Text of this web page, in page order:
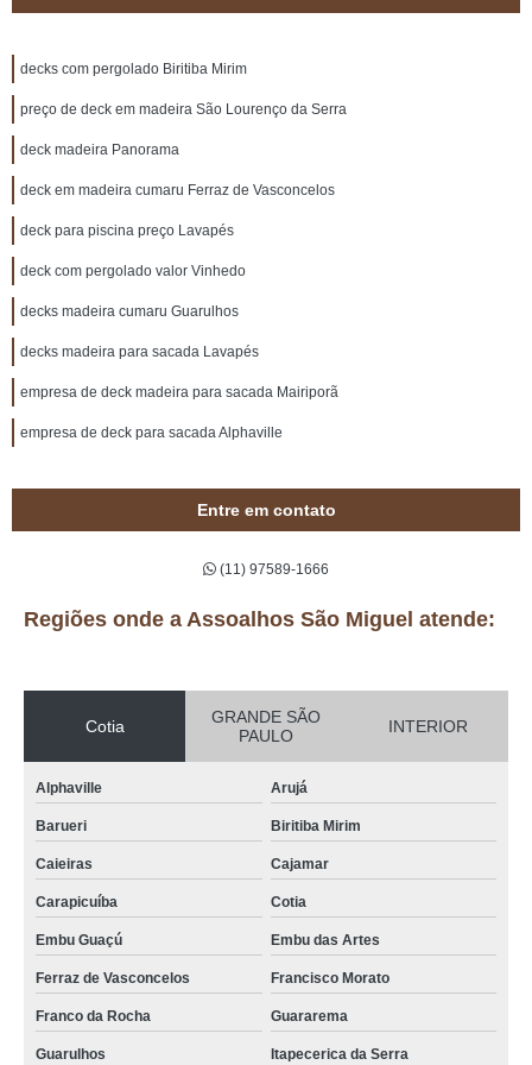
decks com pergolado Biritiba Mirim
preço de deck em madeira São Lourenço da Serra
deck madeira Panorama
deck em madeira cumaru Ferraz de Vasconcelos
deck para piscina preço Lavapés
deck com pergolado valor Vinhedo
decks madeira cumaru Guarulhos
decks madeira para sacada Lavapés
empresa de deck madeira para sacada Mairiporã
empresa de deck para sacada Alphaville
Entre em contato
(11) 97589-1666
Regiões onde a Assoalhos São Miguel atende:
Cotia
GRANDE SÃO
PAULO
INTERIOR
Alphaville Arujá
Barueri Biritiba Mirim
Caieiras Cajamar
Carapicuíba Cotia
Embu Guaçú Embu das Artes
Ferraz de Vasconcelos Francisco Morato
Franco da Rocha Guararema
Guarulhos Itapecerica da Serra